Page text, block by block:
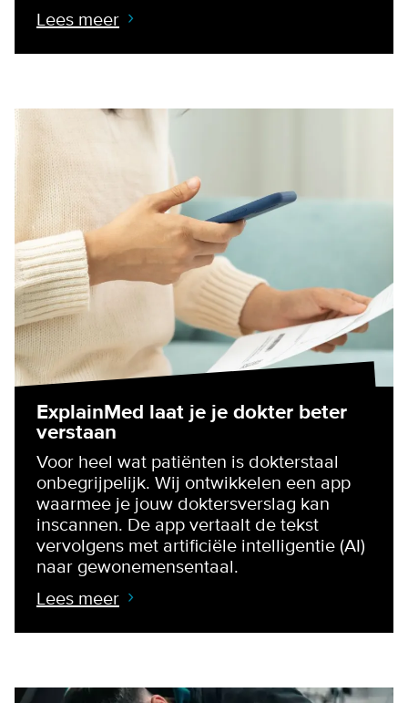
Lees meer
ExplainMed laat je je dokter beter
verstaan
Voor heel wat patiënten is dokterstaal
onbegrijpelijk. Wij ontwikkelen een app
waarmee je jouw doktersverslag kan
inscannen. De app vertaalt de tekst
vervolgens met artificiële intelligentie (AI)
naar gewonemensentaal.
Lees meer